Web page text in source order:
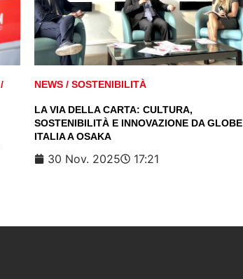
/
NEWS / SOSTENIBILITÀ
LA VIA DELLA CARTA: CULTURA,
SOSTENIBILITÀ E INNOVAZIONE DA GLOBE
ITALIA A OSAKA
30 Nov. 2025 17:21